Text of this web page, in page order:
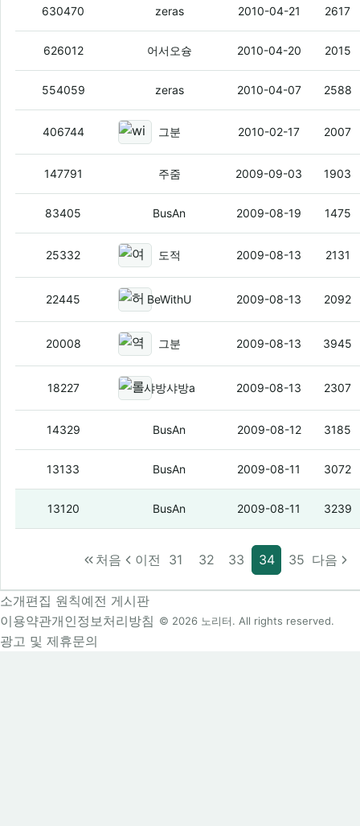
630470 도서관 인증에이어 막장 생일빵등장.(1)
zeras 2010-04-21 2617
626012 3G망에서 스카이프 통화 '다 되네~'- 이
어서오슝 2010-04-20 2015
554059 스마트폰보조금관련(1)
zeras 2010-04-07 2588
406744 windows mobile 차기작 windows
그분 2010-02-17 2007
147791 손을 자주 씻자
주줌 2009-09-03 1903
83405 알겠냐?BusAn 2009-08-19 1475
25332 여성부 올레 광고는 성차별 (1)
도적 2009-08-13 2131
22445 허본좌 가수데뷔(2)
BeWithU 2009-08-13 2092
20008 역전재판 모바일2 EP1(3)
그분 2009-08-13 3945
18227 롤리팝과 쿠키폰이 새옷을 입었대
샤방샤방a 2009-08-13 2307
14329 역시 아이촌
BusAn 2009-08-12 3185
13133 그날이 온다
BusAn 2009-08-11 3072
13120 이런 거 있는사람?
BusAn 2009-08-11 3239
처음 이전 31 32 33 34 35 다음
소개편집 원칙예전 게시판
이용약관개인정보처리방침
광고 및 제휴문의
© 2026 노리터. All rights reserved.